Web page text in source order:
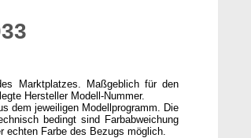
Marktplatzes. Maßgeblich für den
Hersteller Modell-Nummer.
dem jeweiligen Modellprogramm. Die
bedingt sind Farbabweichung
echten Farbe des Bezugs möglich.